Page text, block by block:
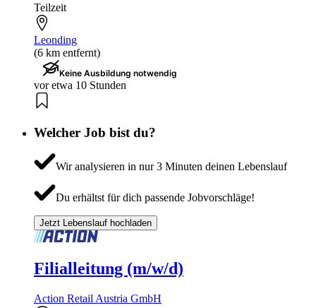
Teilzeit
Leonding
(6 km entfernt)
Keine Ausbildung notwendig
vor etwa 10 Stunden
Welcher Job bist du?
Wir analysieren in nur 3 Minuten deinen Lebenslauf
Du erhältst für dich passende Jobvorschläge!
Jetzt Lebenslauf hochladen
Filialleitung (m/w/d)
Action Retail Austria GmbH